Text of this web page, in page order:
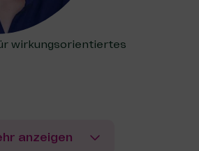
wirkungsorientiertes
anzeigen